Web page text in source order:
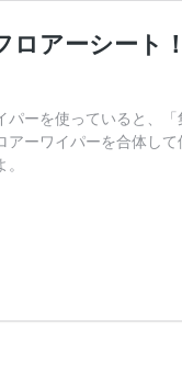
ロアーシー
パーを使っていると、
アーワイパーを合体し